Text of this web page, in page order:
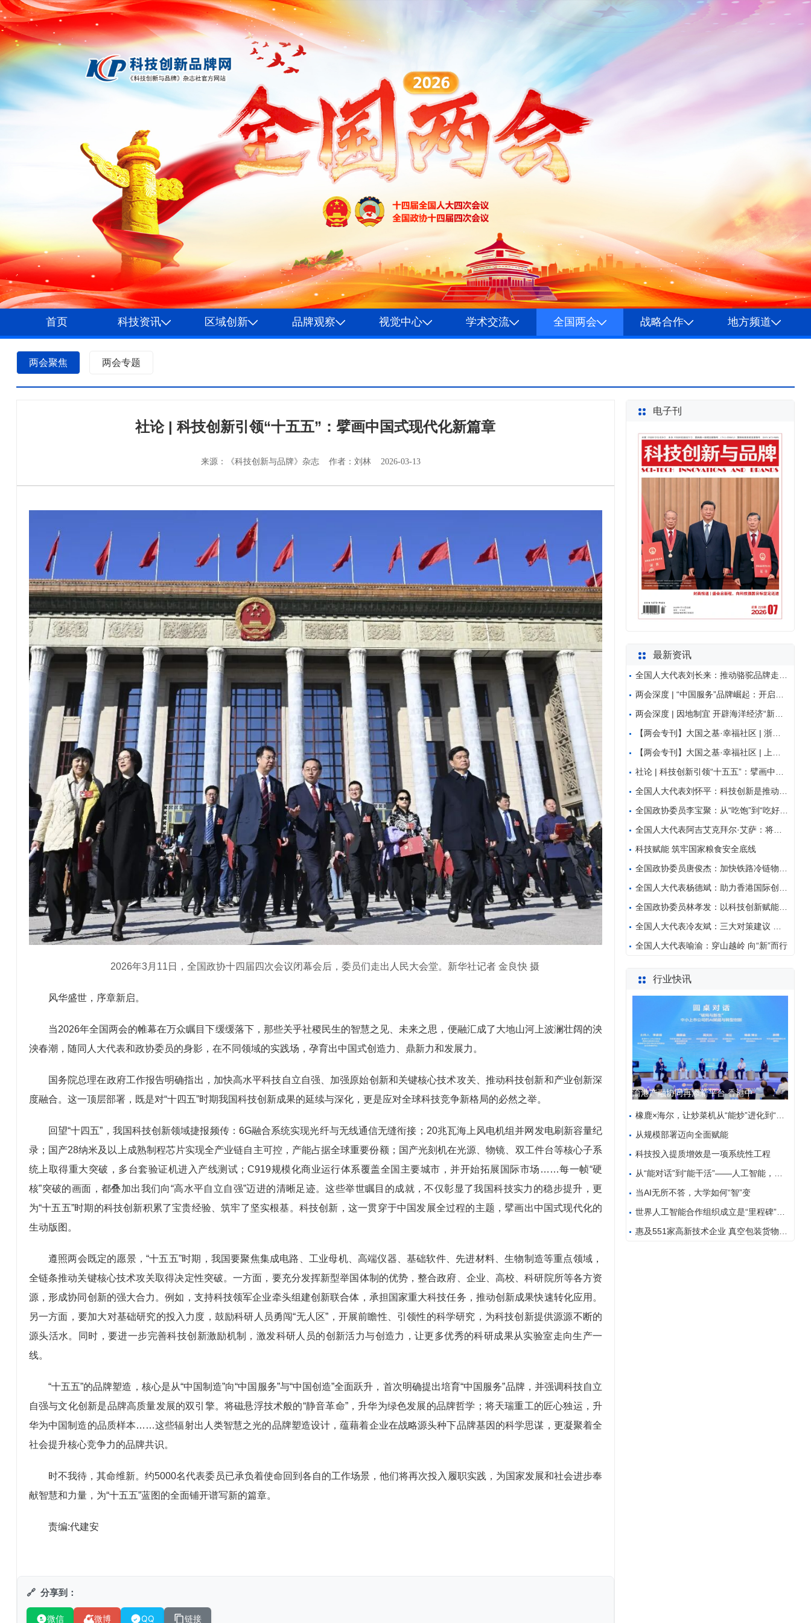
首页 科技资讯 区域创新 品牌观察 视觉中心 学术交流 全国两会 战略合作 地方频道
两会聚焦 两会专题
社论 | 科技创新引领“十五五”：擘画中国式现代化新篇章
来源：《科技创新与品牌》杂志 作者：刘林 2026-03-13
2026年3月11日，全国政协十四届四次会议闭幕会后，委员们走出人民大会堂。新华社记者 金良快 摄
风华盛世，序章新启。
当2026年全国两会的帷幕在万众瞩目下缓缓落下，那些关乎社稷民生的智慧之见、未来之思，便融汇成了大地山河上波澜壮阔的泱
泱春潮，随同人大代表和政协委员的身影，在不同领域的实践场，孕育出中国式创造力、鼎新力和发展力。
国务院总理在政府工作报告明确指出，加快高水平科技自立自强、加强原始创新和关键核心技术攻关、推动科技创新和产业创新深
度融合。这一顶层部署，既是对“十四五”时期我国科技创新成果的延续与深化，更是应对全球科技竞争新格局的必然之举。
回望“十四五”，我国科技创新领域捷报频传：6G融合系统实现光纤与无线通信无缝衔接；20兆瓦海上风电机组并网发电刷新容量纪
录；国产28纳米及以上成熟制程芯片实现全产业链自主可控，产能占据全球重要份额；国产光刻机在光源、物镜、双工件台等核心子系
统上取得重大突破，多台套验证机进入产线测试；C919规模化商业运行体系覆盖全国主要城市，并开始拓展国际市场……每一帧“硬
核”突破的画面，都叠加出我们向“高水平自立自强”迈进的清晰足迹。这些举世瞩目的成就，不仅彰显了我国科技实力的稳步提升，更
为“十五五”时期的科技创新积累了宝贵经验、筑牢了坚实根基。科技创新‌‌，这一贯穿于中国发展全过程的主题，擘画出中国式现代化的
生动版图。
遵照两会既定的愿景，“十五五”时期，我国要聚焦集成电路、工业母机、高端仪器、基础软件、先进材料、生物制造等重点领域，
全链条推动关键核心技术攻关取得决定性突破。一方面，要充分发挥新型举国体制的优势，整合政府、企业、高校、科研院所等各方资
源，形成协同创新的强大合力。例如，支持科技领军企业牵头组建创新联合体，承担国家重大科技任务，推动创新成果快速转化应用。
另一方面，要加大对基础研究的投入力度，鼓励科研人员勇闯“无人区”，开展前瞻性、引领性的科学研究，为科技创新提供源源不断的
源头活水。同时，要进一步完善科技创新激励机制，激发科研人员的创新活力与创造力，让更多优秀的科研成果从实验室走向生产一
线。
“十五五”的品牌塑造，核心是从“中国制造”向“中国服务”与“中国创造”全面跃升，首次明确提出培育“中国服务”品牌，并强调科技自立
自强与文化创新是品牌高质量发展的双引擎。将磁悬浮技术般的“静音革命”，升华为绿色发展的品牌哲学；将天瑞重工的匠心独运，升
华为中国制造的品质样本……这些辐射出人类智慧之光的品牌塑造设计，蕴藉着企业在战略源头种下品牌基因的科学思谋，更凝聚着全
社会提升核心竞争力的品牌共识。
时不我待，其命维新。约5000名代表委员已承负着使命回到各自的工作场景，他们将再次投入履职实践，为国家发展和社会进步奉
献智慧和力量，为“十五五”蓝图的全面铺开谱写新的篇章。
责编:代建安
分享到：
微信 微博 QQ 链接
电子刊
最新资讯
全国人大代表刘长来：推动骆驼品牌走向全球市场
两会深度 | “中国服务”品牌崛起：开启经济高质量
两会深度 | 因地制宜 开辟海洋经济“新航路”
【两会专刊】大国之基·幸福社区 | 浙江省温州市鹿
【两会专刊】大国之基·幸福社区 | 上海市奉贤区海
社论 | 科技创新引领“十五五”：擘画中国式现代化
全国人大代表刘怀平：科技创新是推动绿色转型的核心驱
全国政协委员李宝聚：从“吃饱”到“吃好”加快推进种
全国人大代表阿吉艾克拜尔·艾萨：将新疆中药民族药创
科技赋能 筑牢国家粮食安全底线
全国政协委员唐俊杰：加快铁路冷链物流发展 为农产品
全国人大代表杨德斌：助力香港国际创新科技中心建设
全国政协委员林孝发：以科技创新赋能智能卫浴产业
全国人大代表冷友斌：三大对策建议 破解乳品精深加工
全国人大代表喻渝：穿山越岭 向“新”而行
行业快讯
渝港产融协同再添新平台 香港中
橡鹿×海尔，让炒菜机从“能炒”进化到“全自动”
从规模部署迈向全面赋能
科技投入提质增效是一项系统性工程
从“能对话”到“能干活”——人工智能，让千行百业大
当AI无所不答，大学如何“智”变
世界人工智能合作组织成立是“里程碑”——访中亚人工
惠及551家高新技术企业 真空包装货物不开箱也能过